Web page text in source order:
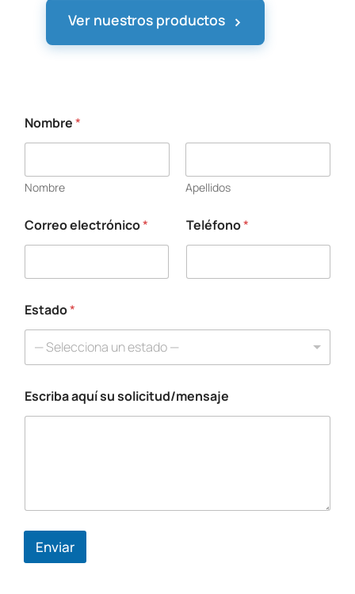
Ver nuestros productos ›
s
u
e
l
f
o
n
E
t
a
Nombre*
Nombre Apellidos
Correo electrónico* Teléfono*
Estado*
— Selecciona un estado —
Escriba aquí su solicitud/mensaje
Enviar